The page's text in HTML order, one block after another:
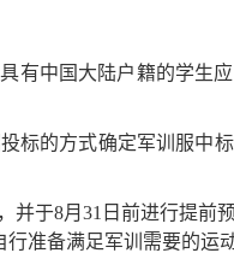
有中国大陆户籍的学生
标的方式确定军训服中
于8月31日前进行提前
行准备满足军训需要的运动